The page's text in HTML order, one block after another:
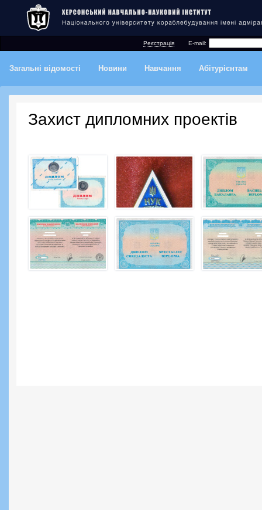
Реєстрація E-mail:
Загальні відомості Новини Навчання Абітурієнтам
Захист дипломних проектів